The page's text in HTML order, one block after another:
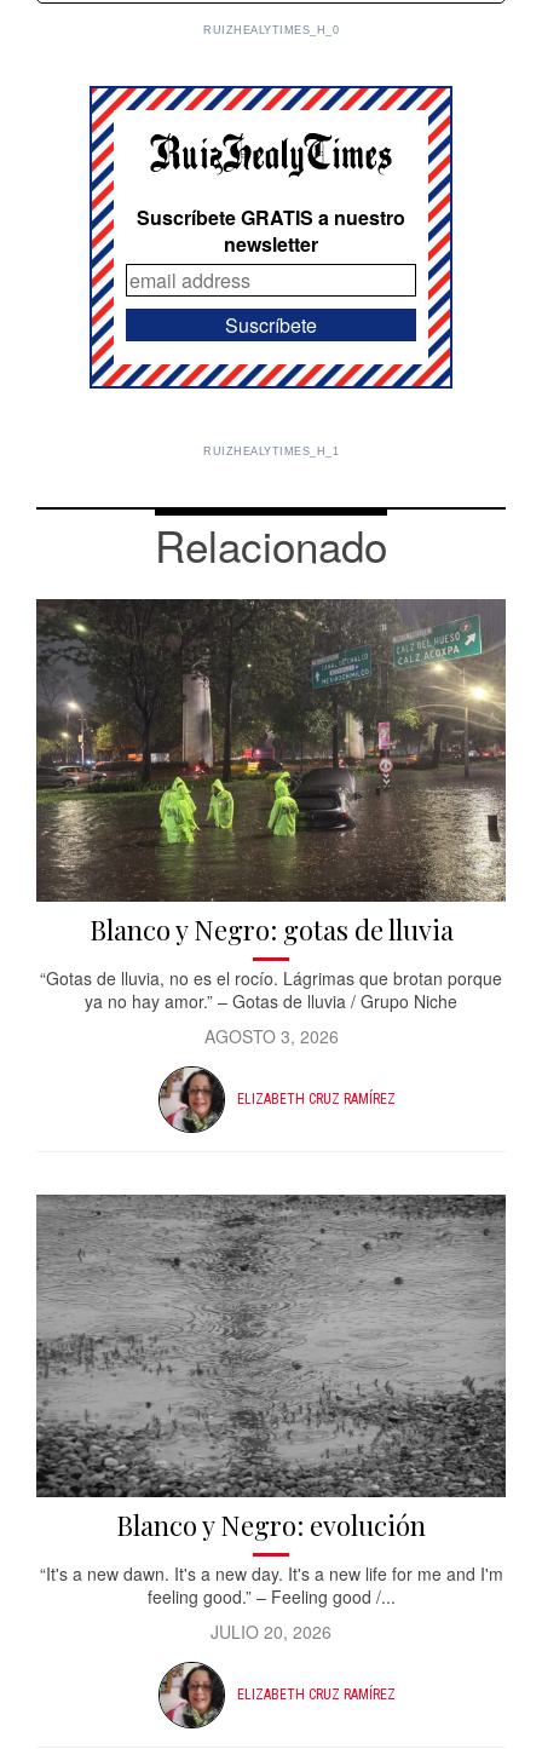
RUIZHEALYTIMES_H_0
Suscríbete GRATIS a nuestro
newsletter
RUIZHEALYTIMES_H_1
Relacionado
Blanco y Negro: gotas de lluvia
“Gotas de lluvia, no es el rocío. Lágrimas que brotan porque
ya no hay amor.” – Gotas de lluvia / Grupo Niche
AGOSTO 3, 2026
ELIZABETH CRUZ RAMÍREZ
Blanco y Negro: evolución
“It's a new dawn. It's a new day. It's a new life for me and I'm
feeling good.” – Feeling good /...
JULIO 20, 2026
ELIZABETH CRUZ RAMÍREZ